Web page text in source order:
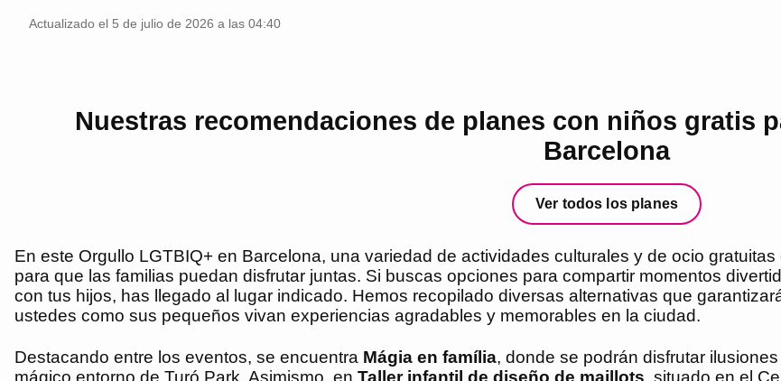
Actualizado el 5 de julio de 2026 a las 04:40
Nuestras recomendaciones de planes con niños gratis
Barcelona
Ver todos los planes
En este Orgullo LGTBIQ+ en Barcelona, una variedad de actividades culturales y de ocio
para que las familias puedan disfrutar juntas. Si buscas opciones para compartir momentos
con tus hijos, has llegado al lugar indicado. Hemos recopilado diversas alternativas que
ustedes como sus pequeños vivan experiencias agradables y memorables en la ciudad.
Destacando entre los eventos, se encuentra Mágia en família, donde se podrán disfrutar ilusiones
mágico entorno de Turó Park. Asimismo, en Taller infantil de diseño de maillots, situado en el